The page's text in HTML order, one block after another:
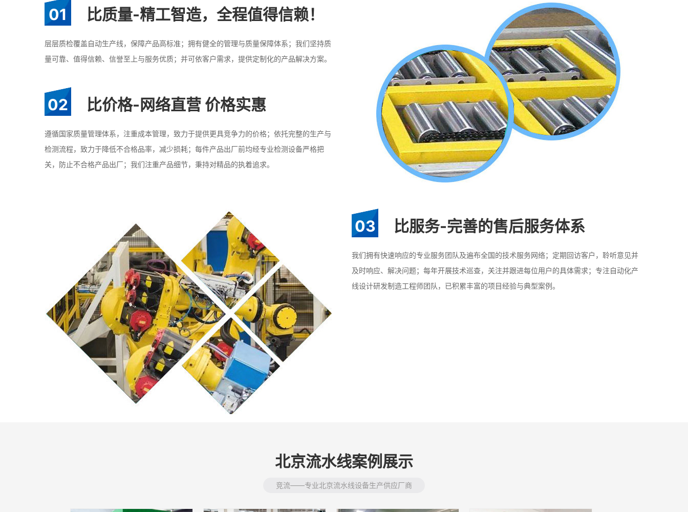
01 比质量-精工智造，全程值得信赖！
层层质检覆盖自动生产线，保障产品高标准；拥有健全的管理与质量保障体系；我们坚持质
量可靠、值得信赖、信誉至上与服务优质；并可依客户需求，提供定制化的产品解决方案。
02 比价格-网络直营 价格实惠
遵循国家质量管理体系，注重成本管理，致力于提供更具竞争力的价格；依托完整的生产与
检测流程，致力于降低不合格品率，减少损耗；每件产品出厂前均经专业检测设备严格把
关，防止不合格产品出厂；我们注重产品细节，秉持对精品的执着追求。
03 比服务-完善的售后服务体系
我们拥有快速响应的专业服务团队及遍布全国的技术服务网络；定期回访客户，聆听意见并
及时响应、解决问题；每年开展技术巡查，关注并跟进每位用户的具体需求；专注自动化产
线设计研发制造工程师团队，已积累丰富的项目经验与典型案例。
北京流水线案例展示
竞流——专业北京流水线设备生产供应厂商